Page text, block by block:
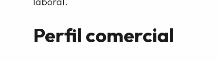
Perfil comercial